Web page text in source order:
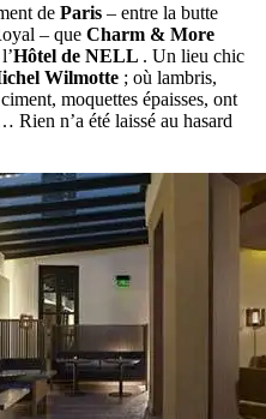
de Paris – entre la butte
– que Charm & More
Hôtel de NELL . Un lieu chic
Wilmotte ; où lambris,
moquettes épaisses, ont
Rien n’a été laissé au hasard